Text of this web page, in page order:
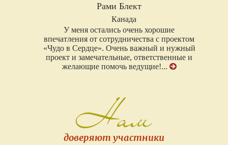
Рами Блект
Канада
У меня остались очень хорошие
впечатления от сотрудничества с проектом
«Чудо в Сердце». Очень важный и нужный
проект и замечательные, ответственные и
желающие помочь ведущие!...
Нам
доверяют участники